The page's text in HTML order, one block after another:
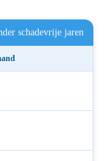
schadevrije jaren